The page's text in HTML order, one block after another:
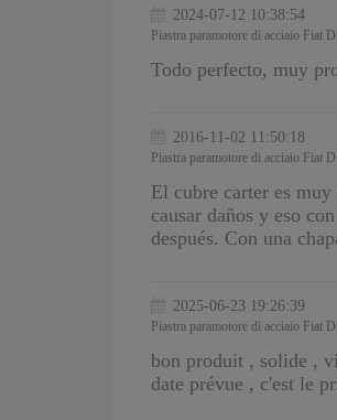
2024-07-12 10:38:54
Piastra paramotore di acciaio Fiat
Todo perfecto, muy
2016-11-02 11:50:18
Piastra paramotore di acciaio Fiat
El cubre carter es
causar daños y eso
después. Con una
2025-06-23 19:26:39
Piastra paramotore di acciaio Fiat
bon produit , solide ,
date prévue , c'est le